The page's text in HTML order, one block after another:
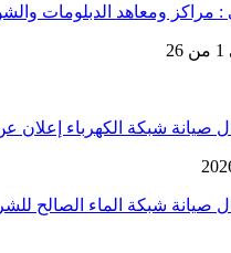
: مراكز ومعاهد الدبلومات
1 من 26
صيانة شبكة الكهرباء إعلان
صيانة شبكة الماء الصالح